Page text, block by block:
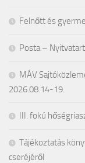
Felnőtt és
Posta –
MÁV
2026.08.14-19.
III. fokú
Tájékoztatás
cseréjéről